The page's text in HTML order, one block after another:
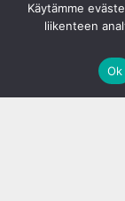
Käytämme
liikenteen
Ok